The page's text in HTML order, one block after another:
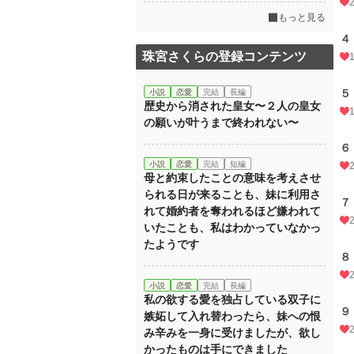
４
５
６
７
８
９
もっと見る
珠宮さくらの登録コンテンツ
小説 恋愛 完結 長編
歴史から消された皇女〜２人の皇女
の願いが叶うまで終われない〜
小説 恋愛 完結 短編
母と約束したことの意味を考えさせ
られる日が来ることも、妹に利用さ
れて婚約者を奪われるほど嫌われて
いたことも、私はわかっていなかっ
たようです
小説 恋愛 完結 長編
私の欲する愛を独占している双子に
嫉妬して入れ替わったら、妹への恨
み辛みを一身に受けましたが、欲し
かったものは手にできました